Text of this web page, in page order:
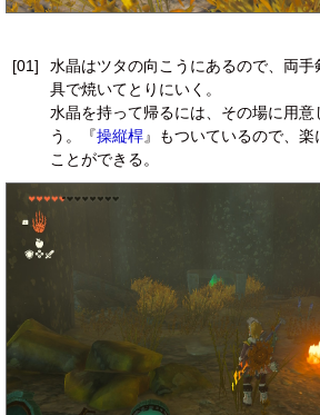
[01]
水晶はツタの向こうにあるので、両
具で焼いてとりにいく。
水晶を持って帰るには、その場に用
う。『操縦桿』もついているので、
ことができる。